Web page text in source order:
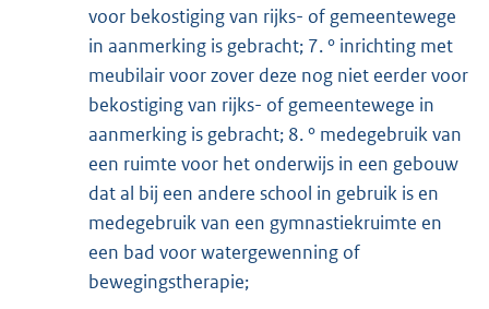
voor bekostiging van rijks- of gemeentewege
in aanmerking is gebracht; 7. ° inrichting met
meubilair voor zover deze nog niet eerder voor
bekostiging van rijks- of gemeentewege in
aanmerking is gebracht; 8. ° medegebruik van
een ruimte voor het onderwijs in een gebouw
dat al bij een andere school in gebruik is en
medegebruik van een gymnastiekruimte en
een bad voor watergewenning of
bewegingstherapie;